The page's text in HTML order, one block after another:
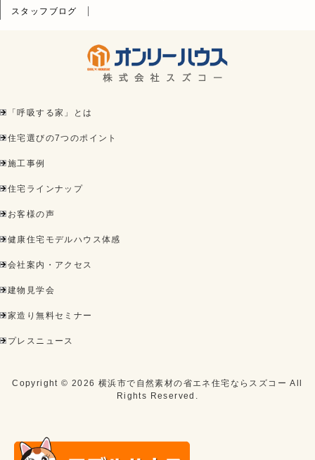
スタッフブログ
「呼吸する家」とは
住宅選びの7つのポイント
施工事例
住宅ラインナップ
お客様の声
健康住宅モデルハウス体感
会社案内・アクセス
建物見学会
家造り無料セミナー
プレスニュース
Copyright ©2026横浜市で自然素材の省エネ住宅ならスズコー All
Rights Reserved.